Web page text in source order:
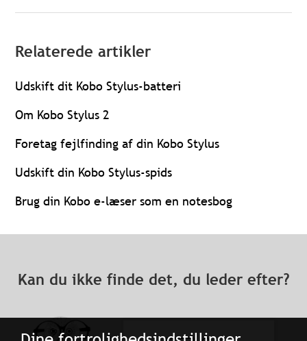
Relaterede artikler
Udskift dit Kobo Stylus-batteri
Om Kobo Stylus 2
Foretag fejlfinding af din Kobo Stylus
Udskift din Kobo Stylus-spids
Brug din Kobo e-læser som en notesbog
Kan du ikke finde det, du leder efter?